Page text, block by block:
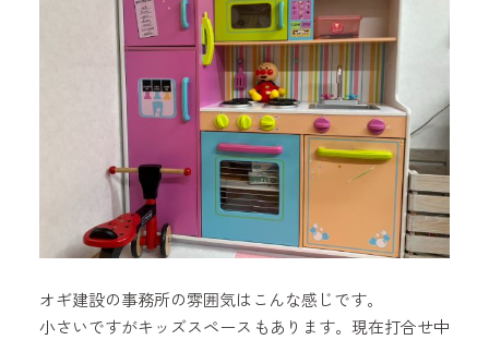
オギ建設の事務所の雰囲気はこんな感じです。
小さいですがキッズスペースもあります。現在打合せ中